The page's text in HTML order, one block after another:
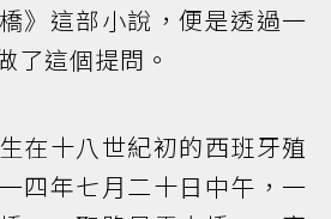
》這部小說，便是透過一
了這個提問。
十八世紀初的西班牙殖
四年七月二十日中午，一